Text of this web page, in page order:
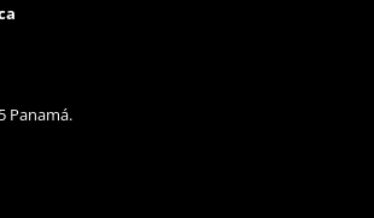
Panamá.